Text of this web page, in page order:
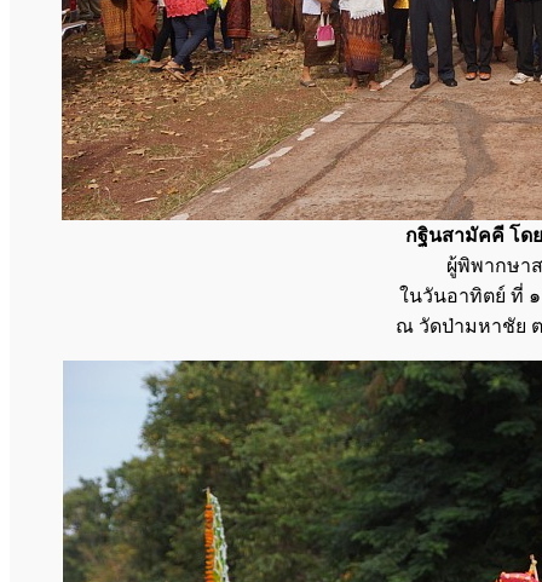
กฐินสามัคคี โด
ผู้พิพากษา
ในวันอาทิตย์ ที่
ณ วัดป่ามหาชัย